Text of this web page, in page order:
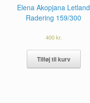
Elena Akopjana Letland
Radering 159/300
400kr.
Tilføj til kurv